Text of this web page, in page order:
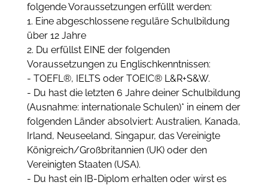
folgende Voraussetzungen erfüllt werden:
1. Eine abgeschlossene reguläre Schulbildung
über 12 Jahre
2. Du erfüllst EINE der folgenden
Voraussetzungen zu Englischkenntnissen:
- TOEFL®, IELTS oder TOEIC® L&R+S&W.
- Du hast die letzten 6 Jahre deiner Schulbildung
(Ausnahme: internationale Schulen)* in einem der
folgenden Länder absolviert: Australien, Kanada,
Irland, Neuseeland, Singapur, das Vereinigte
Königreich/Großbritannien (UK) oder den
Vereinigten Staaten (USA).
- Du hast ein IB-Diplom erhalten oder wirst es